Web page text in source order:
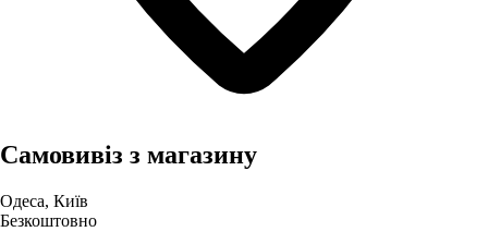
Самовивіз з магазину
Одеса, Київ
Безкоштовно